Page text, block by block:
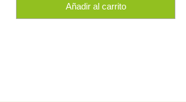
Añadir al carrito